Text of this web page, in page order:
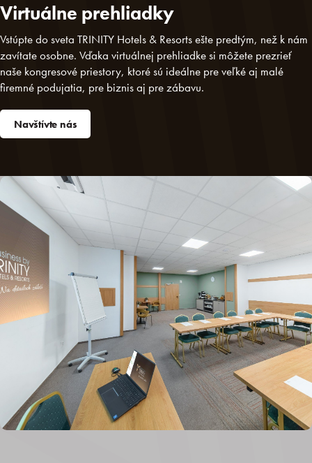
Virtuálne prehliadky
Vstúpte do sveta TRINITY Hotels & Resorts ešte predtým, než k nám
zavítate osobne. Vďaka virtuálnej prehliadke si môžete prezrieť
naše kongresové priestory, ktoré sú ideálne pre veľké aj malé
firemné podujatia, pre biznis aj pre zábavu.
Navštívte nás